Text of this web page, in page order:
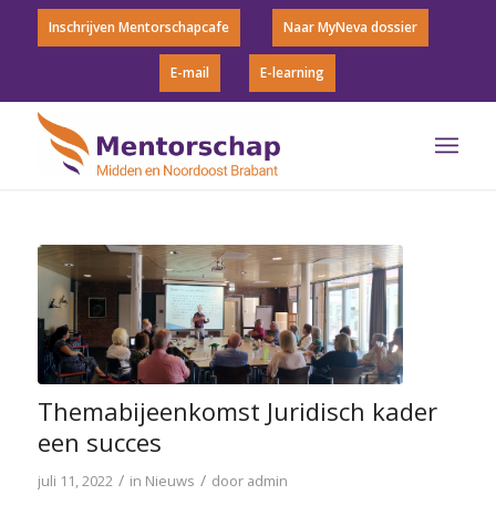
Inschrijven Mentorschapcafe Naar MyNeva dossier
E-mail E-learning
Themabijeenkomst Juridisch kader
een succes
juli 11, 2022 / in Nieuws / door admin